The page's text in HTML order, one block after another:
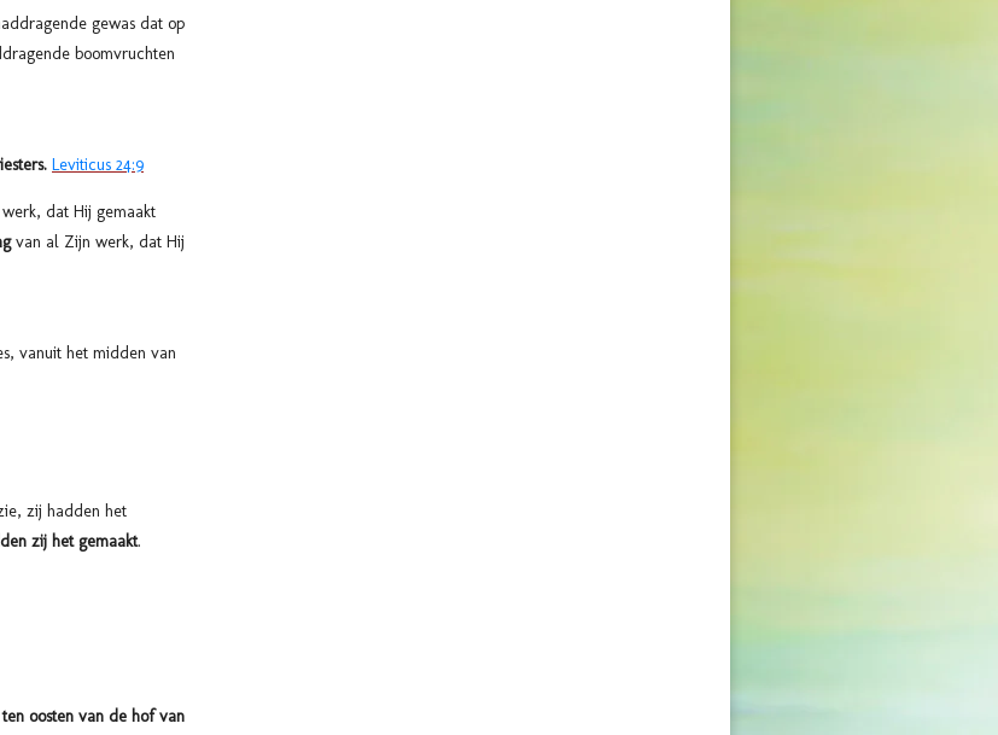
gewas dat op
boomvruchten
Leviticus 24:9
dat Hij gemaakt
van al Zijn werk, dat Hij
vanuit het midden van
zij hadden het
zij het gemaakt.
oosten van de hof van